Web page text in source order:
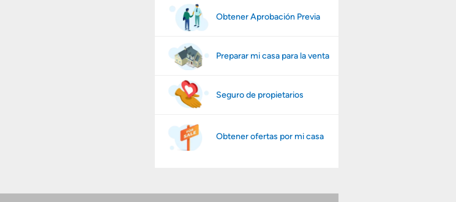
Obtener Aprobación Previa
Preparar mi casa para la venta
Seguro de propietarios
Obtener ofertas por mi casa